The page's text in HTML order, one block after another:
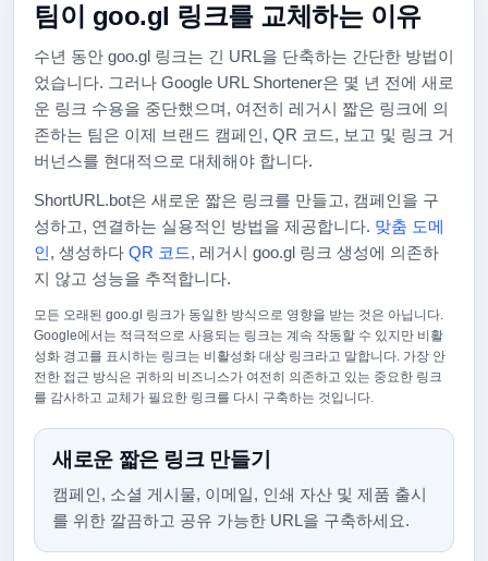
팀이 goo.gl 링크를 교체하는 이유
수년 동안 goo.gl 링크는 긴 URL을 단축하는 간단한 방법이
었습니다. 그러나 Google URL Shortener은 몇 년 전에 새로
운 링크 수용을 중단했으며, 여전히 레거시 짧은 링크에 의
존하는 팀은 이제 브랜드 캠페인, QR 코드, 보고 및 링크 거
버넌스를 현대적으로 대체해야 합니다.
ShortURL.bot은 새로운 짧은 링크를 만들고, 캠페인을 구
성하고, 연결하는 실용적인 방법을 제공합니다. 맞춤 도메
인, 생성하다 QR 코드, 레거시 goo.gl 링크 생성에 의존하
지 않고 성능을 추적합니다.
모든 오래된 goo.gl 링크가 동일한 방식으로 영향을 받는 것은 아닙니다.
Google에서는 적극적으로 사용되는 링크는 계속 작동할 수 있지만 비활
성화 경고를 표시하는 링크는 비활성화 대상 링크라고 말합니다. 가장 안
전한 접근 방식은 귀하의 비즈니스가 여전히 의존하고 있는 중요한 링크
를 감사하고 교체가 필요한 링크를 다시 구축하는 것입니다.
새로운 짧은 링크 만들기
캠페인, 소셜 게시물, 이메일, 인쇄 자산 및 제품 출시
를 위한 깔끔하고 공유 가능한 URL을 구축하세요.